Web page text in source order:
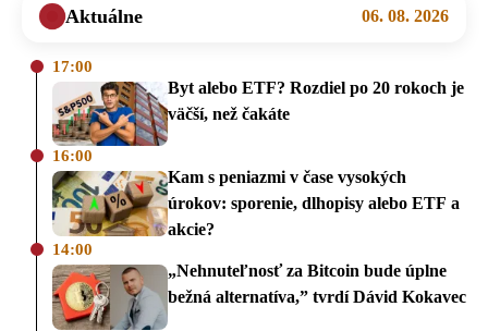
Aktuálne 06. 08. 2026
17:00
Byt alebo ETF? Rozdiel po 20 rokoch je
väčší, než čakáte
16:00
Kam s peniazmi v čase vysokých
úrokov: sporenie, dlhopisy alebo ETF a
akcie?
14:00
„Nehnuteľnosť za Bitcoin bude úplne
bežná alternatíva,” tvrdí Dávid Kokavec